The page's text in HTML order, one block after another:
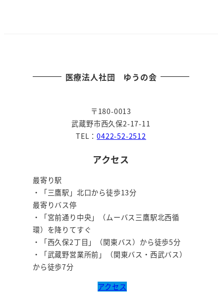
医療法人社団 ゆうの会
〒180-0013
武蔵野市西久保2-17-11
TEL：0422-52-2512
アクセス
最寄り駅
・「三鷹駅」北口から徒歩13分
最寄りバス停
・「宮前通り中央」（ムーバス三鷹駅北西循
環）を降りてすぐ
・「西久保2丁目」（関東バス）から徒歩5分
・「武蔵野営業所前」（関東バス・西武バス）
から徒歩7分
アクセス